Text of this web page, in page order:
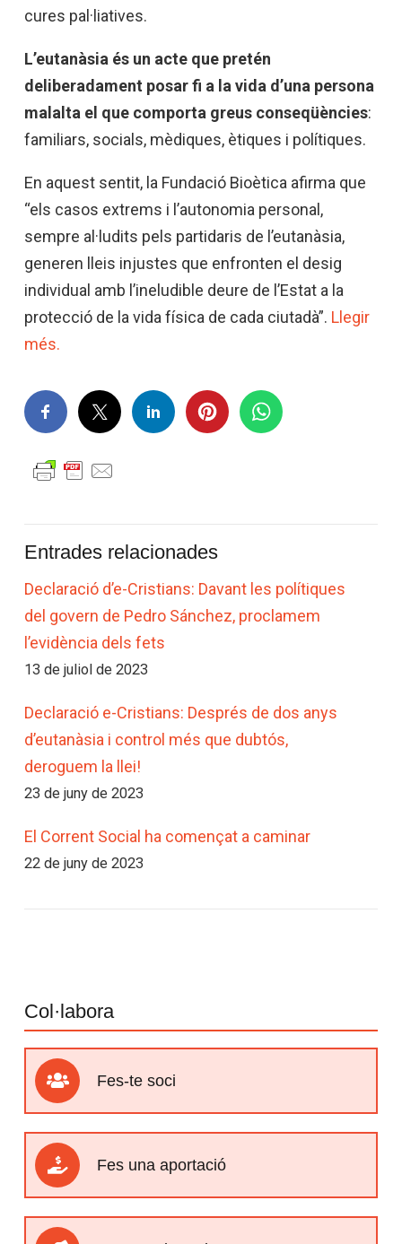
cures pal·liatives.
L’eutanàsia és un acte que pretén
deliberadament posar fi a la vida d’una persona
malalta el que comporta greus conseqüències:
familiars, socials, mèdiques, ètiques i polítiques.
En aquest sentit, la Fundació Bioètica afirma que
“els casos extrems i l’autonomia personal,
sempre al·ludits pels partidaris de l’eutanàsia,
generen lleis injustes que enfronten el desig
individual amb l’ineludible deure de l’Estat a la
protecció de la vida física de cada ciutadà”. Llegir
més.
Entrades relacionades
Declaració d’e-Cristians: Davant les polítiques
del govern de Pedro Sánchez, proclamem
l’evidència dels fets
13 de juliol de 2023
Declaració e-Cristians: Després de dos anys
d’eutanàsia i control més que dubtós,
deroguem la llei!
23 de juny de 2023
El Corrent Social ha començat a caminar
22 de juny de 2023
Col·labora
Fes-te soci
Fes una aportació